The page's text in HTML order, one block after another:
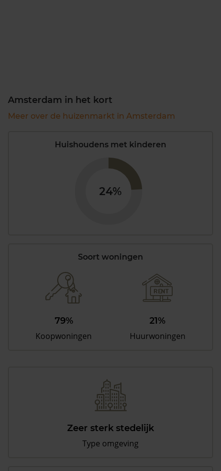
Amsterdam in het kort
Meer over de huizenmarkt in Amsterdam
Huishoudens met kinderen
24%
Soort woningen
79%
Koopwoningen
21%
Huurwoningen
Zeer sterk stedelijk
Type omgeving